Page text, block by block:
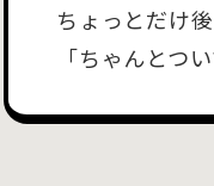
ちょっとだけ
「ちゃんとつ